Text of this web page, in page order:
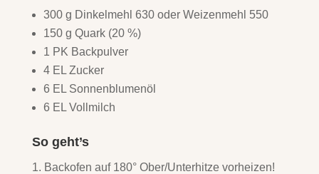
300 g Dinkelmehl 630 oder Weizenmehl 550
150 g Quark (20 %)
1 PK Backpulver
4 EL Zucker
6 EL Sonnenblumenöl
6 EL Vollmilch
So geht’s
Backofen auf 180° Ober/Unterhitze vorheizen!